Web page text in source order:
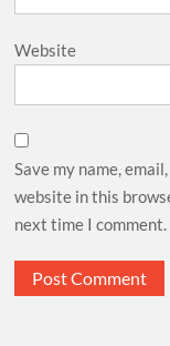
Website
Save my name,
website in this
next time I comment.